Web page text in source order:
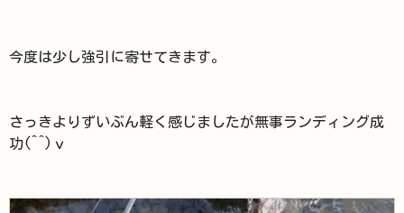
今度は少し強引に寄せてきます。
さっきよりずいぶん軽く感じましたが無事ランディング成
功(^^)ｖ